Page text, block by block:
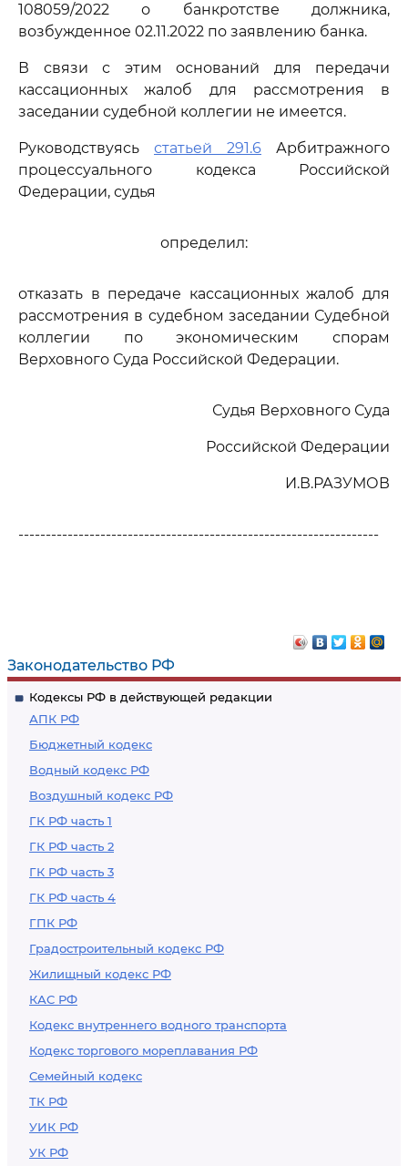
Законодательство РФ
Кодексы РФ в действующей редакции
АПК РФ
Бюджетный кодекс
Водный кодекс РФ
Воздушный кодекс РФ
ГК РФ часть 1
ГК РФ часть 2
ГК РФ часть 3
ГК РФ часть 4
ГПК РФ
Градостроительный кодекс РФ
Жилищный кодекс РФ
КАС РФ
Кодекс внутреннего водного транспорта
Кодекс торгового мореплавания РФ
Семейный кодекс
ТК РФ
УИК РФ
УК РФ
108059/2022 о банкротстве должника,
возбужденное 02.11.2022 по заявлению банка.
В связи с этим оснований для передачи
кассационных жалоб для рассмотрения в
заседании судебной коллегии не имеется.
Руководствуясь статьей 291.6 Арбитражного
процессуального кодекса Российской
Федерации, судья
определил:
отказать в передаче кассационных жалоб для
рассмотрения в судебном заседании Судебной
коллегии по экономическим спорам
Верховного Суда Российской Федерации.
Судья Верховного Суда
Российской Федерации
И.В.РАЗУМОВ
------------------------------------------------------------------